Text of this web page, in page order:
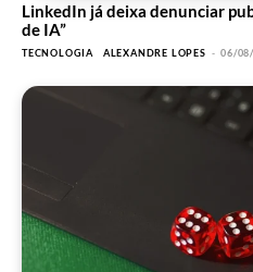
LinkedIn já deixa denunciar
de IA”
TECNOLOGIA ALEXANDRE LOPES - 06/